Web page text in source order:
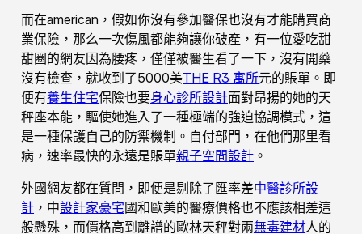
而在american，假如你沒有參加醫保也沒有才能購買商
業保險，那么一次傷風都能夠讓你破產，有一位愛吃甜
甜圈的網友因為腰疼，僅僅被醫生看了一下，沒有開藥
沒有檢查，就收到了5000美THE R3 寓所元的賬單。即
便有養生住宅保險也要身心診所設計面對昂揚的她的天
秤座本能，驅使她進入了一種極端的強迫協調模式，這
是一種保護自己的防禦機制。自付部門，在他們那里看
病，速率最快的永遠是賬單親子空間設計 。
外國網友都在質問，即便是剔除了匯率差中醫診所設
計 ，中設計家豪宅國和歐美的醫療價格也不應該相差這
般懸殊，而價格高到離譜的歐林天秤對兩無毒建材人的